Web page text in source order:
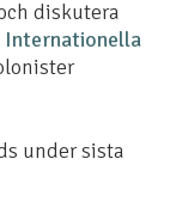
diskutera
Internationella
under sista